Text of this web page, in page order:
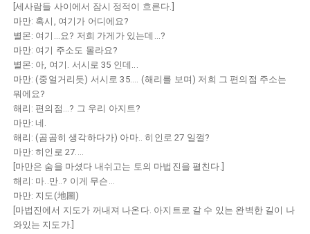
[세사람들 사이에서 잠시 정적이 흐른다.]
마만: 혹시, 여기가 어디에요?
별몬: 여기...요? 저희 가게가 있는데...?
마만: 여기 주소도 몰라요?
별몬: 아, 여기. 서시로 35 인데...
마만: (중얼거리듯) 서시로 35.... (해리를 보며) 저희 그 편의점 주소는
뭐에요?
해리: 편의점...? 그 우리 아지트?
마만: 네.
해리: (곰곰히 생각하다가) 아마.. 히인로 27 일껄?
마만: 히인로 27....
[마만은 숨을 마셨다 내쉬고는 토의 마법진을 펼친다.]
해리: 마..만..? 이게 무슨...
마만: 지도(地圖)
[마법진에서 지도가 꺼내져 나온다. 아지트로 갈 수 있는 완벽한 길이 나
와있는 지도가.]